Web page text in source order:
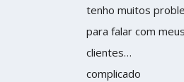
tenho muitos
para falar com meus
clientes…
complicado